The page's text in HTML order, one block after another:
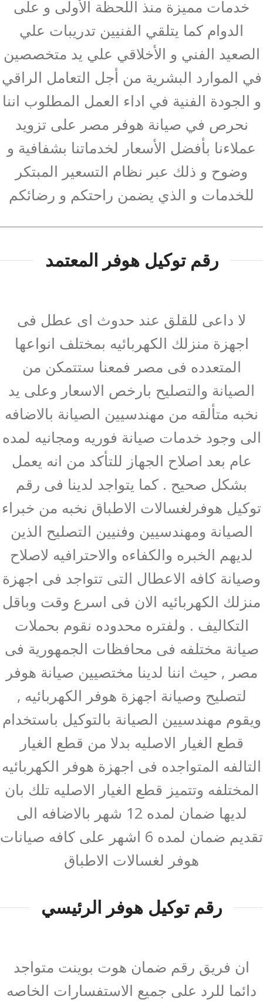
خدمات مميزة منذ اللحظة الأولى و على
الدوام كما يتلقي الفنيين تدريبات علي
الصعيد الفني و الأخلاقي علي يد متخصصين
في الموارد البشرية من أجل التعامل الراقي
و الجودة الفنية في اداء العمل المطلوب اننا
نحرص في صيانة هوفر مصر على تزويد
عملاءنا بأفضل الأسعار لخدماتنا بشفافية و
وضوح و ذلك عبر نظام التسعير المبتكر
للخدمات و الذي يضمن راحتكم و رضائكم
رقم توكيل هوفر المعتمد
لا داعى للقلق عند حدوث اى عطل فى
اجهزة منزلك الكهربائيه بمختلف انواعها
المتعدده فى مصر فمعنا ستتمكن من
الصيانة والتصليح بارخص الاسعار وعلى يد
نخبه متألقه من مهندسيين الصيانة بالاضافه
الى وجود خدمات صيانة فوريه ومجانيه لمده
عام بعد اصلاح الجهاز للتأكد من انه يعمل
بشكل صحيح . كما يتواجد لدينا فى رقم
توكيل هوفرلغسالات الاطباق نخبه من خبراء
الصيانة ومهندسيين وفنيين التصليح الذين
لديهم الخبره والكفاءه والاحترافيه لاصلاح
وصيانة كافه الاعطال التى تتواجد فى اجهزة
منزلك الكهربائيه الان فى اسرع وقت وباقل
التكاليف . ولفتره محدوده نقوم بحملات
صيانة مختلفه فى محافظات الجمهورية فى
مصر , حيث اننا لدينا مختصيين صيانة هوفر
لتصليح وصيانة اجهزة هوفر الكهربائيه ,
ويقوم مهندسيين الصيانة بالتوكيل باستخدام
قطع الغيار الاصليه بدلا من قطع الغيار
التالفه المتواجده فى اجهزة هوفر الكهربائيه
المختلفه وتتميز قطع الغيار الاصليه تلك بان
لديها ضمان لمده 12 شهر بالاضافه الى
تقديم ضمان لمده 6 اشهر على كافه صيانات
هوفر لغسالات الاطباق
رقم توكيل هوفر الرئيسي
ان فريق رقم ضمان هوت بوينت متواجد
دائما للرد على جميع الاستفسارات الخاصه